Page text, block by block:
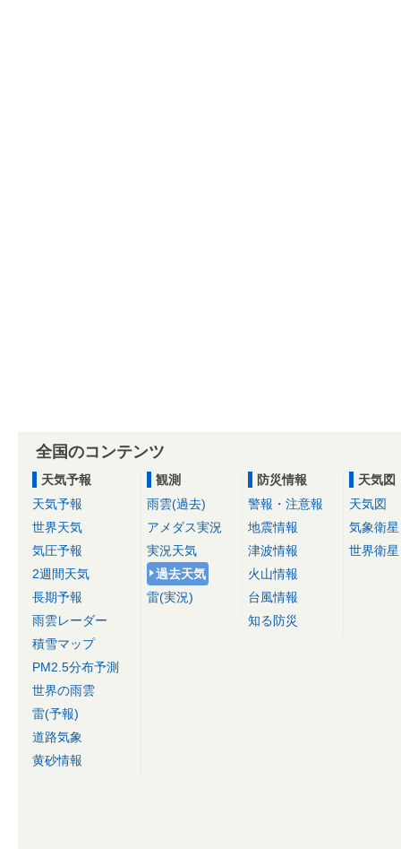
全国のコンテンツ
天気予報
天気予報
世界天気
気圧予報
2週間天気
長期予報
雨雲レーダー
積雪マップ
PM2.5分布予測
世界の雨雲
雷(予報)
道路気象
黄砂情報
観測
雨雲(過去)
アメダス実況
実況天気
過去天気
雷(実況)
防災情報
警報・注意報
地震情報
津波情報
火山情報
台風情報
知る防災
天気図
天気図
気象衛星
世界衛星